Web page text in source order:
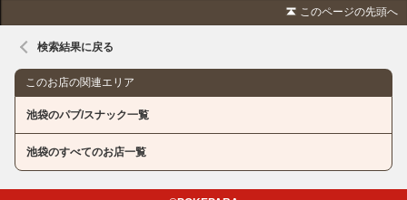
このページの先頭へ
検索結果に戻る
このお店の関連エリア
池袋のパブ/スナック一覧
池袋のすべてのお店一覧